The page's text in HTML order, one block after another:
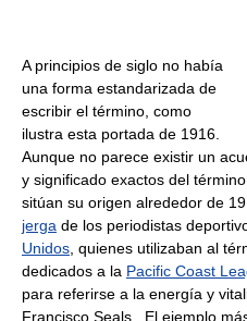
A principios de siglo no había
una forma estandarizada de
escribir el término, como
ilustra esta portada de 1916.
Aunque no parece existir un
y significado exactos del
sitúan su origen alrededor de
jerga de los periodistas
Unidos , quienes utilizaban al
dedicados a la Pacific Coast
para referirse a la energía y
Francisco Seals . El ejemplo